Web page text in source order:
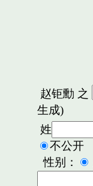
赵钜勳 之
生成)
姓
不公开
性别：